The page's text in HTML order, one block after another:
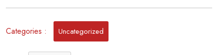
Verwennerij:
Categories : Uncategorized